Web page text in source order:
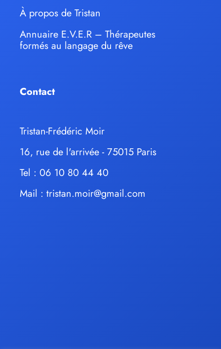
À propos de Tristan
Annuaire E.V.E.R – Thérapeutes
formés au langage du rêve
Contact
Tristan-Frédéric Moir
16, rue de l'arrivée - 75015 Paris
Tel : 06 10 80 44 40
Mail : tristan.moir@gmail.com